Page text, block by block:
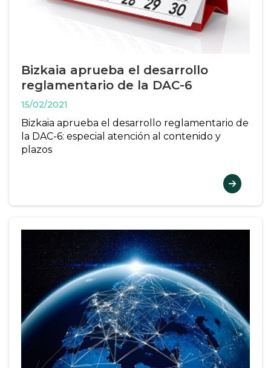
Bizkaia aprueba el desarrollo
reglamentario de la DAC-6
15/02/2021
Bizkaia aprueba el desarrollo reglamentario de
la DAC-6: especial atención al contenido y
plazos